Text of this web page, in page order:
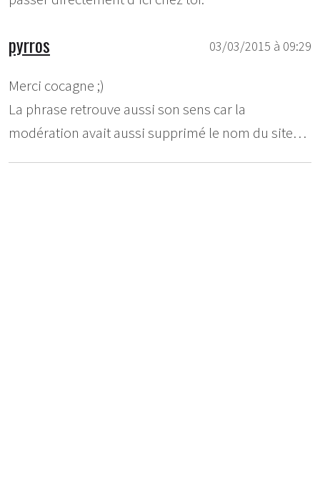
03/03/2015 à 09:29
pyrros
Merci cocagne ;)
La phrase retrouve aussi son sens car la
modération avait aussi supprimé le nom du site…